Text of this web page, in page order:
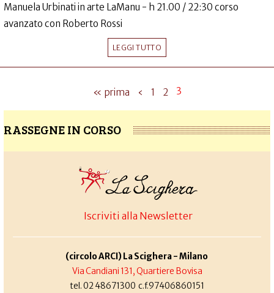
Manuela Urbinati in arte LaManu - h 21.00 / 22:30 corso
avanzato con Roberto Rossi
LEGGI TUTTO
« prima ‹ 1 2 3
RASSEGNE IN CORSO
Iscriviti alla Newsletter
(circolo ARCI) La Scighera - Milano
Via Candiani 131, Quartiere Bovisa
tel. 02 48671300 c.f.97406860151